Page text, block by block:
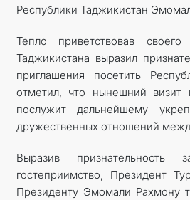
Республики Таджикистан
Тепло приветствовав своего
Таджикистана выразил
приглашения посетить
отметил, что нынешний визит
послужит дальнейшему
дружественных отношений
Выразив
гостеприимство, Президент
Президенту Эмомали Рахмону